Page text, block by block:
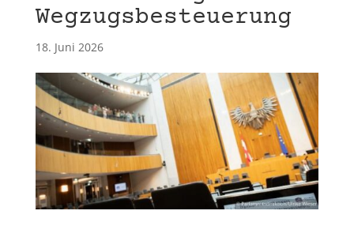
Wegzugsbesteuerung
18. Juni 2026